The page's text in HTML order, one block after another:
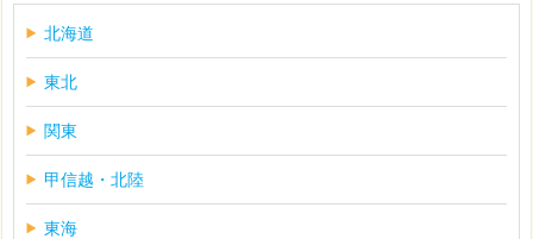
北海道
東北
関東
甲信越・北陸
東海